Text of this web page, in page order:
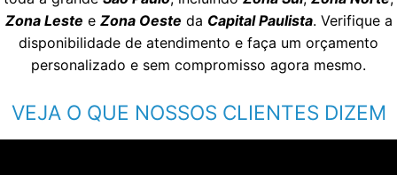
Zona Leste e Zona Oeste da Capital Paulista. Verifique a
disponibilidade de atendimento e faça um orçamento
personalizado e sem compromisso agora mesmo.
VEJA O QUE NOSSOS CLIENTES DIZEM